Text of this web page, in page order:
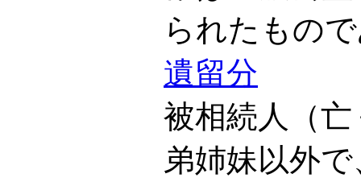
られたもの
遺留分
被相続人（
弟姉妹以外